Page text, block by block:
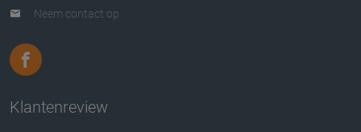
Neem contact op
Klantenreview